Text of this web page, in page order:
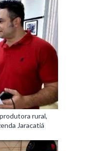
rural,
Jaracatiá